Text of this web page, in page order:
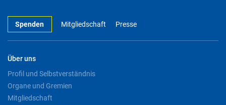
Spenden Mitgliedschaft Presse
Über uns
Profil und Selbstverständnis
Organe und Gremien
Mitgliedschaft